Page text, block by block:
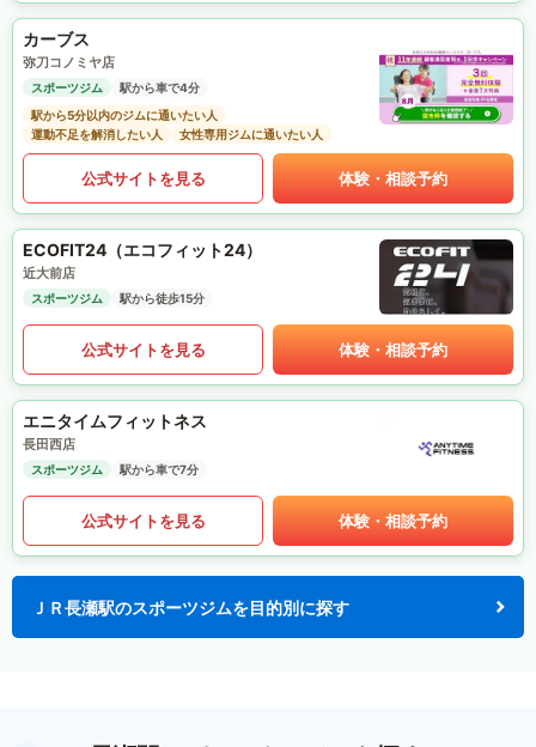
カーブス
弥刀コノミヤ店
スポーツジム
駅から車で4分
駅から5分以内のジムに通いたい人
運動不足を解消したい人
女性専用ジムに通いたい人
公式サイトを見る 体験・相談予約
ECOFIT24（エコフィット24）
近大前店
スポーツジム 駅から徒歩15分
公式サイトを見る 体験・相談予約
エニタイムフィットネス
長田西店
スポーツジム 駅から車で7分
公式サイトを見る 体験・相談予約
ＪＲ長瀬駅のスポーツジムを目的別に探す